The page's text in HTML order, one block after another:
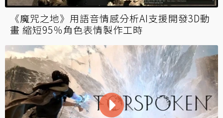
《魔咒之地》用語音情感分析AI支援開發3D動
畫 縮短95％角色表情製作工時